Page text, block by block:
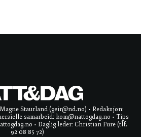
Staurland (geir@nd.no) • Redaksjon:
samarbeid: kom@nattogdag.no • Tips
• Daglig leder: Christian Fure (tlf.
92 08 85 72)